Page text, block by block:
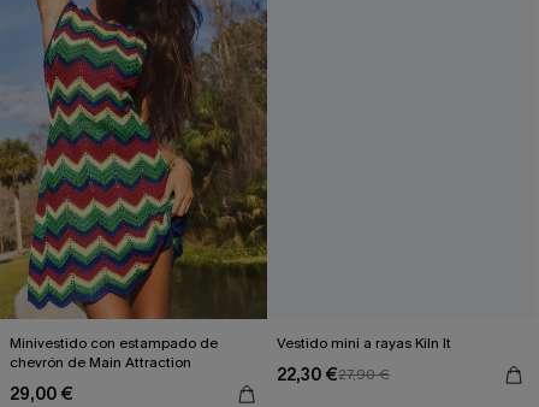
Minivestido con estampado de
chevrón de Main Attraction
29,00 €
Vestido mini a rayas Kiln It
22,30 €27,90 €